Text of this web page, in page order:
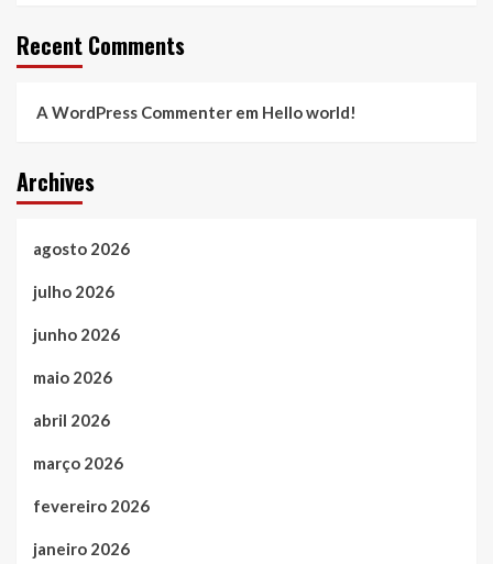
Recent Comments
A WordPress Commenter em Hello world!
Archives
agosto 2026
julho 2026
junho 2026
maio 2026
abril 2026
março 2026
fevereiro 2026
janeiro 2026